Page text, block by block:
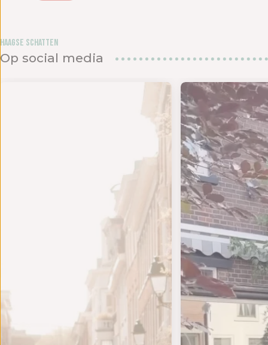
Haagse Schatten
Op social media
VOOR EEN NIEUWE OUTFIT - Het is tijd om te
BEDANKJE VOOR DE